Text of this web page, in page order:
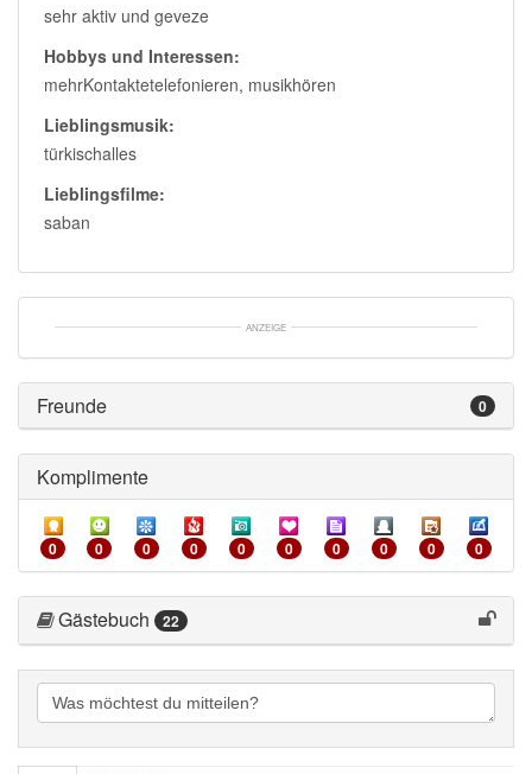
sehr aktiv und geveze
Hobbys und Interessen:
mehrKontaktetelefonieren, musikhören
Lieblingsmusik:
türkischalles
Lieblingsfilme:
saban
ANZEIGE
Freunde 0
Komplimente
0 0 0 0 0 0 0 0 0 0
Gästebuch 22